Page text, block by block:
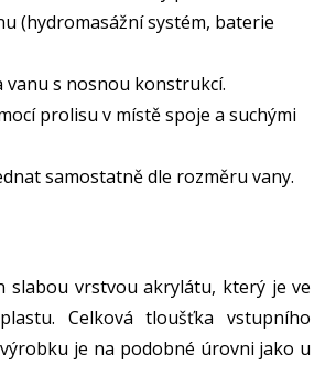
(hydromasážní systém, baterie
s nosnou konstrukcí.
prolisu v místě spoje a suchými
samostatně dle rozměru vany.
slabou vrstvou akrylátu, který je ve
Celková tloušťka vstupního
je na podobné úrovni jako u